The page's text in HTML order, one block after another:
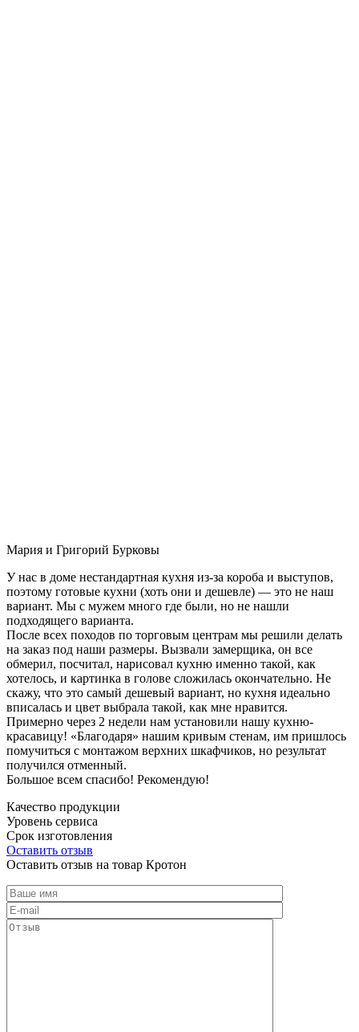
Мария и Григорий Бурковы
У нас в доме нестандартная кухня из-за короба и выступов,
поэтому готовые кухни (хоть они и дешевле) — это не наш
вариант. Мы с мужем много где были, но не нашли
подходящего варианта.
После всех походов по торговым центрам мы решили делать
на заказ под наши размеры. Вызвали замерщика, он все
обмерил, посчитал, нарисовал кухню именно такой, как
хотелось, и картинка в голове сложилась окончательно. Не
скажу, что это самый дешевый вариант, но кухня идеально
вписалась и цвет выбрала такой, как мне нравится.
Примерно через 2 недели нам установили нашу кухню-
красавицу! «Благодаря» нашим кривым стенам, им пришлось
помучиться с монтажом верхних шкафчиков, но результат
получился отменный.
Большое всем спасибо! Рекомендую!
Качество продукции
Уровень сервиса
Срок изготовления
Оставить отзыв
Оставить отзыв на товар Кротон